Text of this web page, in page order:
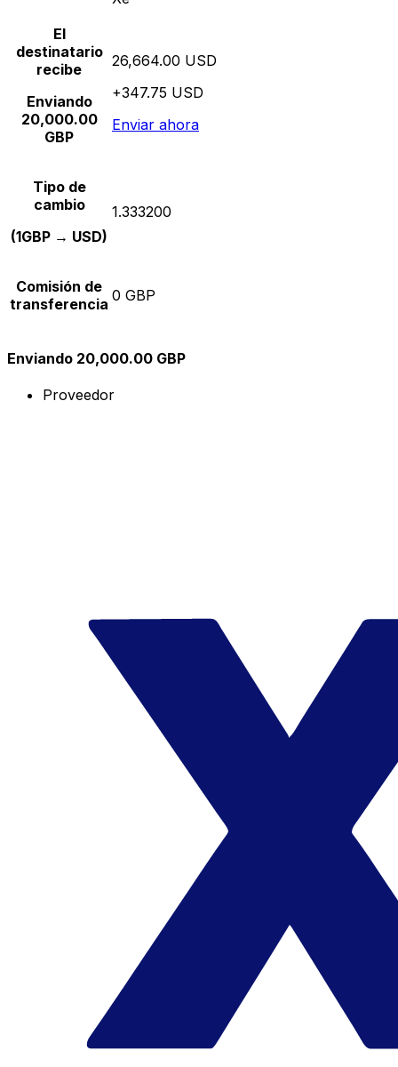
El
destinatario
recibe
Enviando
20,000.00
GBP
26,664.00 USD
+347.75 USD
Enviar ahora
Tipo de
cambio
(1GBP → USD)
1.333200
Comisión de
transferencia 0 GBP
Enviando 20,000.00 GBP
Proveedor